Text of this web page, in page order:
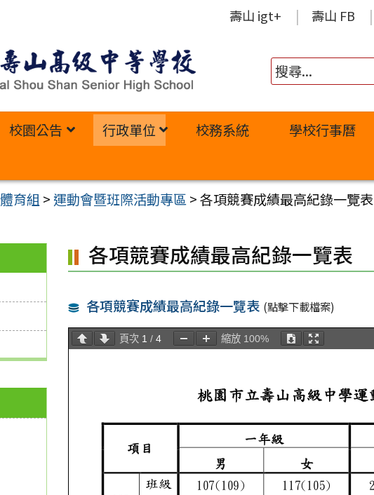
壽山 igt+ 壽山 FB
校園公告 行政單位 校務系統 學校行事曆
體育組 > 運動會暨班際活動專區>各項競賽成績最高紀錄一覽表
各項競賽成績最高紀錄一覽表
各項競賽成績最高紀錄一覽表 (點擊下載檔案)
頁次 1 /4 縮放 100%